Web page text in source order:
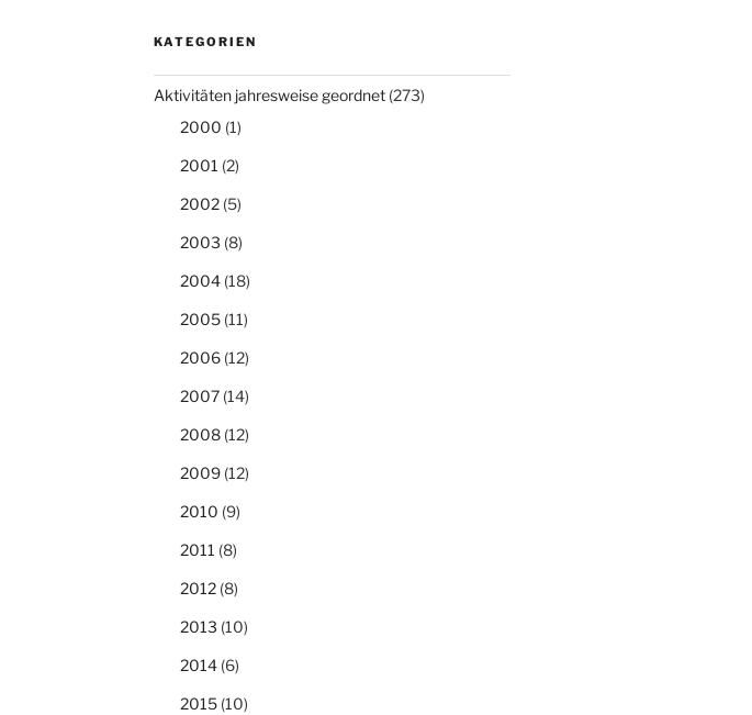
KATEGORIEN
Aktivitäten jahresweise geordnet(273)
2000 (1)
2001 (2)
2002(5)
2003 (8)
2004(18)
2005(11)
2006(12)
2007(14)
2008(12)
2009(12)
2010 (9)
2011 (8)
2012(8)
2013 (10)
2014(6)
2015(10)